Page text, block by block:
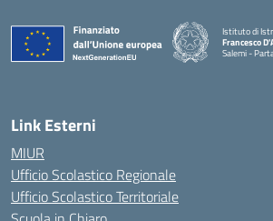
Istituto di
Francesco
Salemi -
Link Esterni
MIUR
Ufficio Scolastico Regionale
Ufficio Scolastico Territoriale